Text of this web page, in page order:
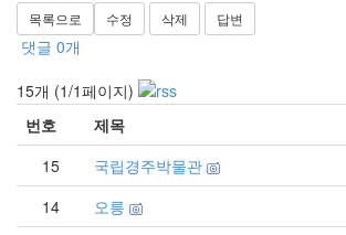
목록으로 수정 삭제 답변
댓글 0개
15개 (1/1페이지)
번호
제목
15
국립경주박물관
14
오릉